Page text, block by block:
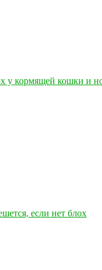
у кормящей кошки и
если нет блох